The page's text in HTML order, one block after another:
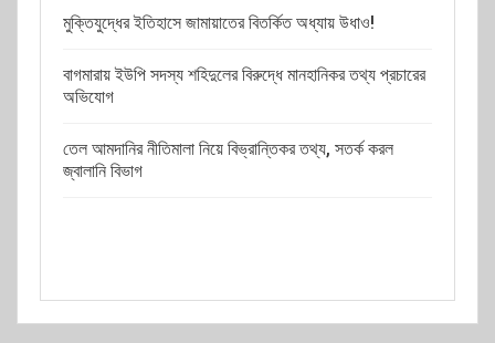
মুক্তিযুদ্ধের ইতিহাসে জামায়াতের বিতর্কিত অধ্যায় উধাও!
বাগমারায় ইউপি সদস্য শহিদুলের বিরুদ্ধে মানহানিকর তথ্য প্রচারের
অভিযোগ
তেল আমদানির নীতিমালা নিয়ে বিভ্রান্তিকর তথ্য, সতর্ক করল
জ্বালানি বিভাগ